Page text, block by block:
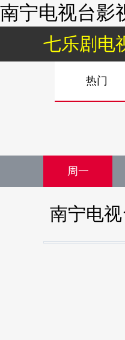
南宁电视台影
七乐剧电
热门
周一
南宁电
娱乐